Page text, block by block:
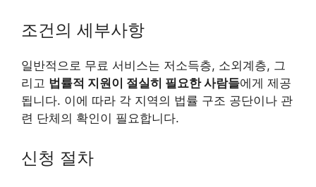
조건의 세부사항
일반적으로 무료 서비스는 저소득층, 소외계층, 그
리고 법률적 지원이 절실히 필요한 사람들에게 제공
됩니다. 이에 따라 각 지역의 법률 구조 공단이나 관
련 단체의 확인이 필요합니다.
신청 절차